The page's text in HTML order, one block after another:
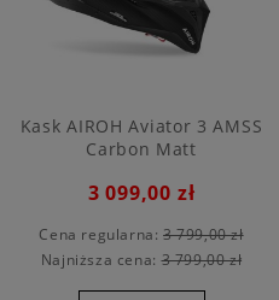
Kask AIROH Aviator 3 AMSS
Carbon Matt
3 099,00 zł
Cena regularna: 3 799,00 zł
Najniższa cena:3 799,00 zł